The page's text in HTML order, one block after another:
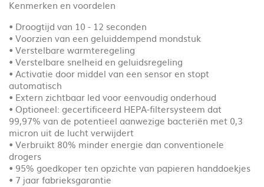
Kenmerken en voordelen
• Droogtijd van 10 - 12 seconden
• Voorzien van een geluiddempend mondstuk
• Verstelbare warmteregeling
• Verstelbare snelheid en geluidsregeling
• Activatie door middel van een sensor en stopt
automatisch
• Extern zichtbaar led voor eenvoudig onderhoud
• Optioneel: gecertificeerd HEPA-filtersysteem dat
99,97% van de potentieel aanwezige bacteriën met 0,3
micron uit de lucht verwijdert
• Verbruikt 80% minder energie dan conventionele
drogers
• 95% goedkoper ten opzichte van papieren handdoekjes
• 7 jaar fabrieksgarantie